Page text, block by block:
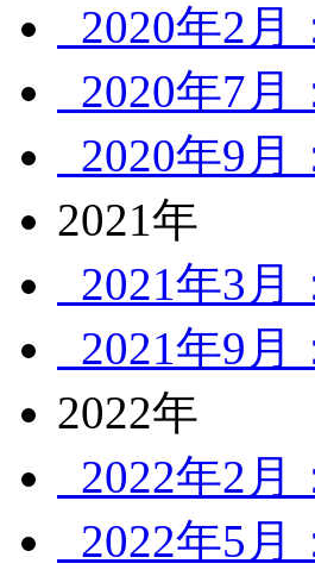
2020年2月
2020年7月
2020年9月
2021年
2021年3月
2021年9月
2022年
2022年2月
2022年5月